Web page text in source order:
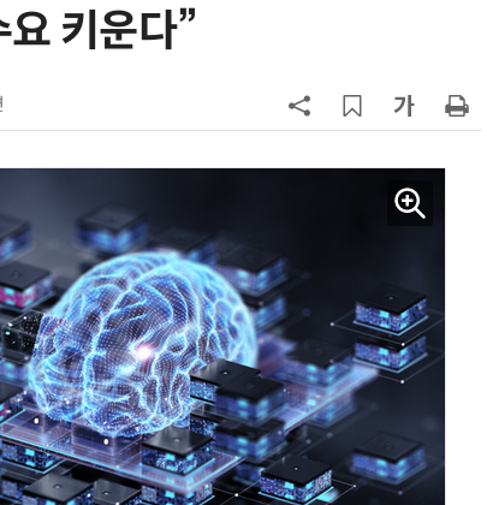
키운다”
6
[ET단상] 국부펀드는 시간을 산다
LG 엑사원, 표·시계열 데이터 예측
서 구글·알리바바 제쳐
9
'셀트론 순환 체어' 혈액순환 개선 효
과 입증
10 코웨이, 2분기 최대 실적…연간 매출
5조원·영업이익 1조원 '순항'